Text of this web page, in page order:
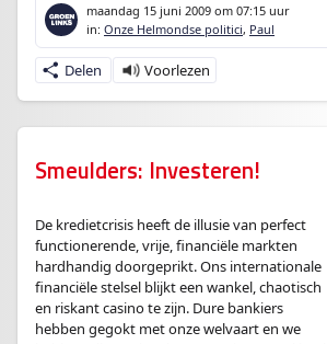
maandag 15 juni 2009 om 07:15 uur
in: Onze Helmondse politici, Paul
Delen
Smeulders: Investeren!
De kredietcrisis heeft de illusie van perfect
functionerende, vrije, financiële markten
hardhandig doorgeprikt. Ons internationale
financiële stelsel blijkt een wankel, chaotisch
en riskant casino te zijn. Dure bankiers
hebben gegokt met onze welvaart en we